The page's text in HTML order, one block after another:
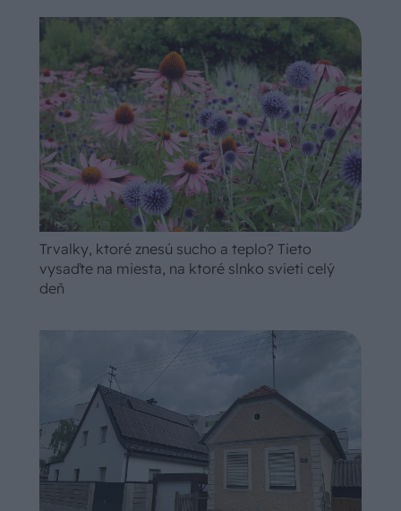
Trvalky, ktoré znesú sucho a teplo? Tieto
vysaďte na miesta, na ktoré slnko svieti celý
deň